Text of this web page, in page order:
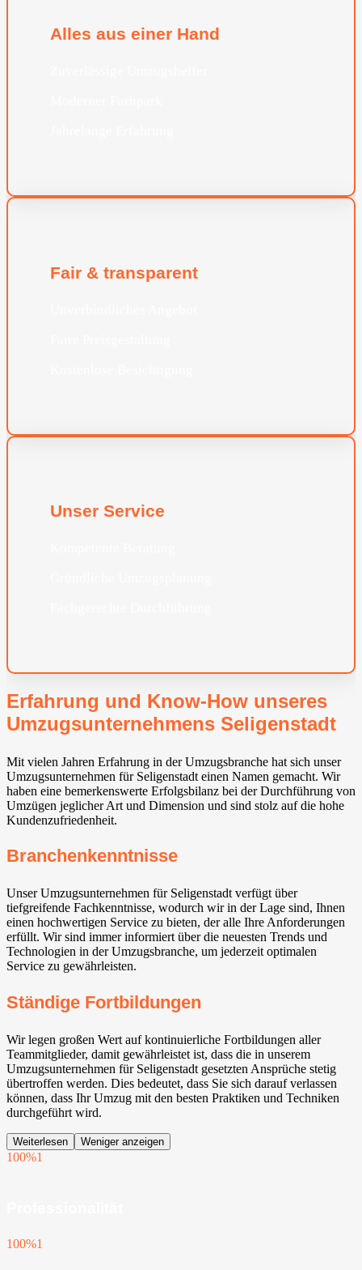
Alles aus einer Hand
Fair & transparent
Unser Service
Erfahrung und Know-How unseres
Umzugsunternehmens Seligenstadt
Mit vielen Jahren Erfahrung in der Umzugsbranche hat sich unser
Umzugsunternehmen für Seligenstadt einen Namen gemacht. Wir
haben eine bemerkenswerte Erfolgsbilanz bei der Durchführung von
Umzügen jeglicher Art und Dimension und sind stolz auf die hohe
Kundenzufriedenheit.
Branchenkenntnisse
Unser Umzugsunternehmen für Seligenstadt verfügt über
tiefgreifende Fachkenntnisse, wodurch wir in der Lage sind, Ihnen
einen hochwertigen Service zu bieten, der alle Ihre Anforderungen
erfüllt. Wir sind immer informiert über die neuesten Trends und
Technologien in der Umzugsbranche, um jederzeit optimalen
Service zu gewährleisten.
Ständige Fortbildungen
Wir legen großen Wert auf kontinuierliche Fortbildungen aller
Teammitglieder, damit gewährleistet ist, dass die in unserem
Umzugsunternehmen für Seligenstadt gesetzten Ansprüche stetig
übertroffen werden. Dies bedeutet, dass Sie sich darauf verlassen
können, dass Ihr Umzug mit den besten Praktiken und Techniken
durchgeführt wird.
Weiterlesen Weniger anzeigen
100%1
100%1